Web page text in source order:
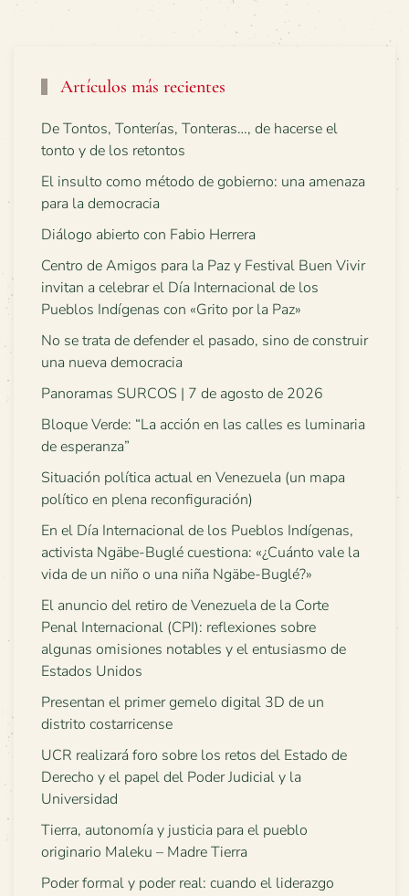
Artículos más recientes
De Tontos, Tonterías, Tonteras…, de hacerse el
tonto y de los retontos
El insulto como método de gobierno: una amenaza
para la democracia
Diálogo abierto con Fabio Herrera
Centro de Amigos para la Paz y Festival Buen Vivir
invitan a celebrar el Día Internacional de los
Pueblos Indígenas con «Grito por la Paz»
No se trata de defender el pasado, sino de construir
una nueva democracia
Panoramas SURCOS | 7 de agosto de 2026
Bloque Verde: “La acción en las calles es luminaria
de esperanza”
Situación política actual en Venezuela (un mapa
político en plena reconfiguración)
En el Día Internacional de los Pueblos Indígenas,
activista Ngäbe-Buglé cuestiona: «¿Cuánto vale la
vida de un niño o una niña Ngäbe-Buglé?»
El anuncio del retiro de Venezuela de la Corte
Penal Internacional (CPI): reflexiones sobre
algunas omisiones notables y el entusiasmo de
Estados Unidos
Presentan el primer gemelo digital 3D de un
distrito costarricense
UCR realizará foro sobre los retos del Estado de
Derecho y el papel del Poder Judicial y la
Universidad
Tierra, autonomía y justicia para el pueblo
originario Maleku – Madre Tierra
Poder formal y poder real: cuando el liderazgo